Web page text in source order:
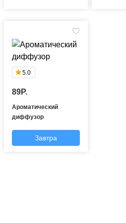
5.0
89P.
Ароматический
диффузор
Завтра